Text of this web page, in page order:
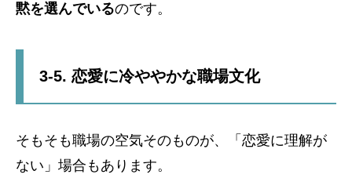
黙を選んでいるのです。
3-5. 恋愛に冷ややかな職場文化
そもそも職場の空気そのものが、「恋愛に理解が
ない」場合もあります。